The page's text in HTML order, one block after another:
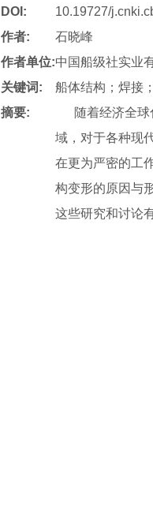
DOI:
10.19727/
作者:
石晓峰
作者单位:中国船级社实业
关键词:
船体结构；焊接
摘要:
随着经济全球
域，对于各种现
在更为严密的工
构变形的原因与
这些研究和讨论